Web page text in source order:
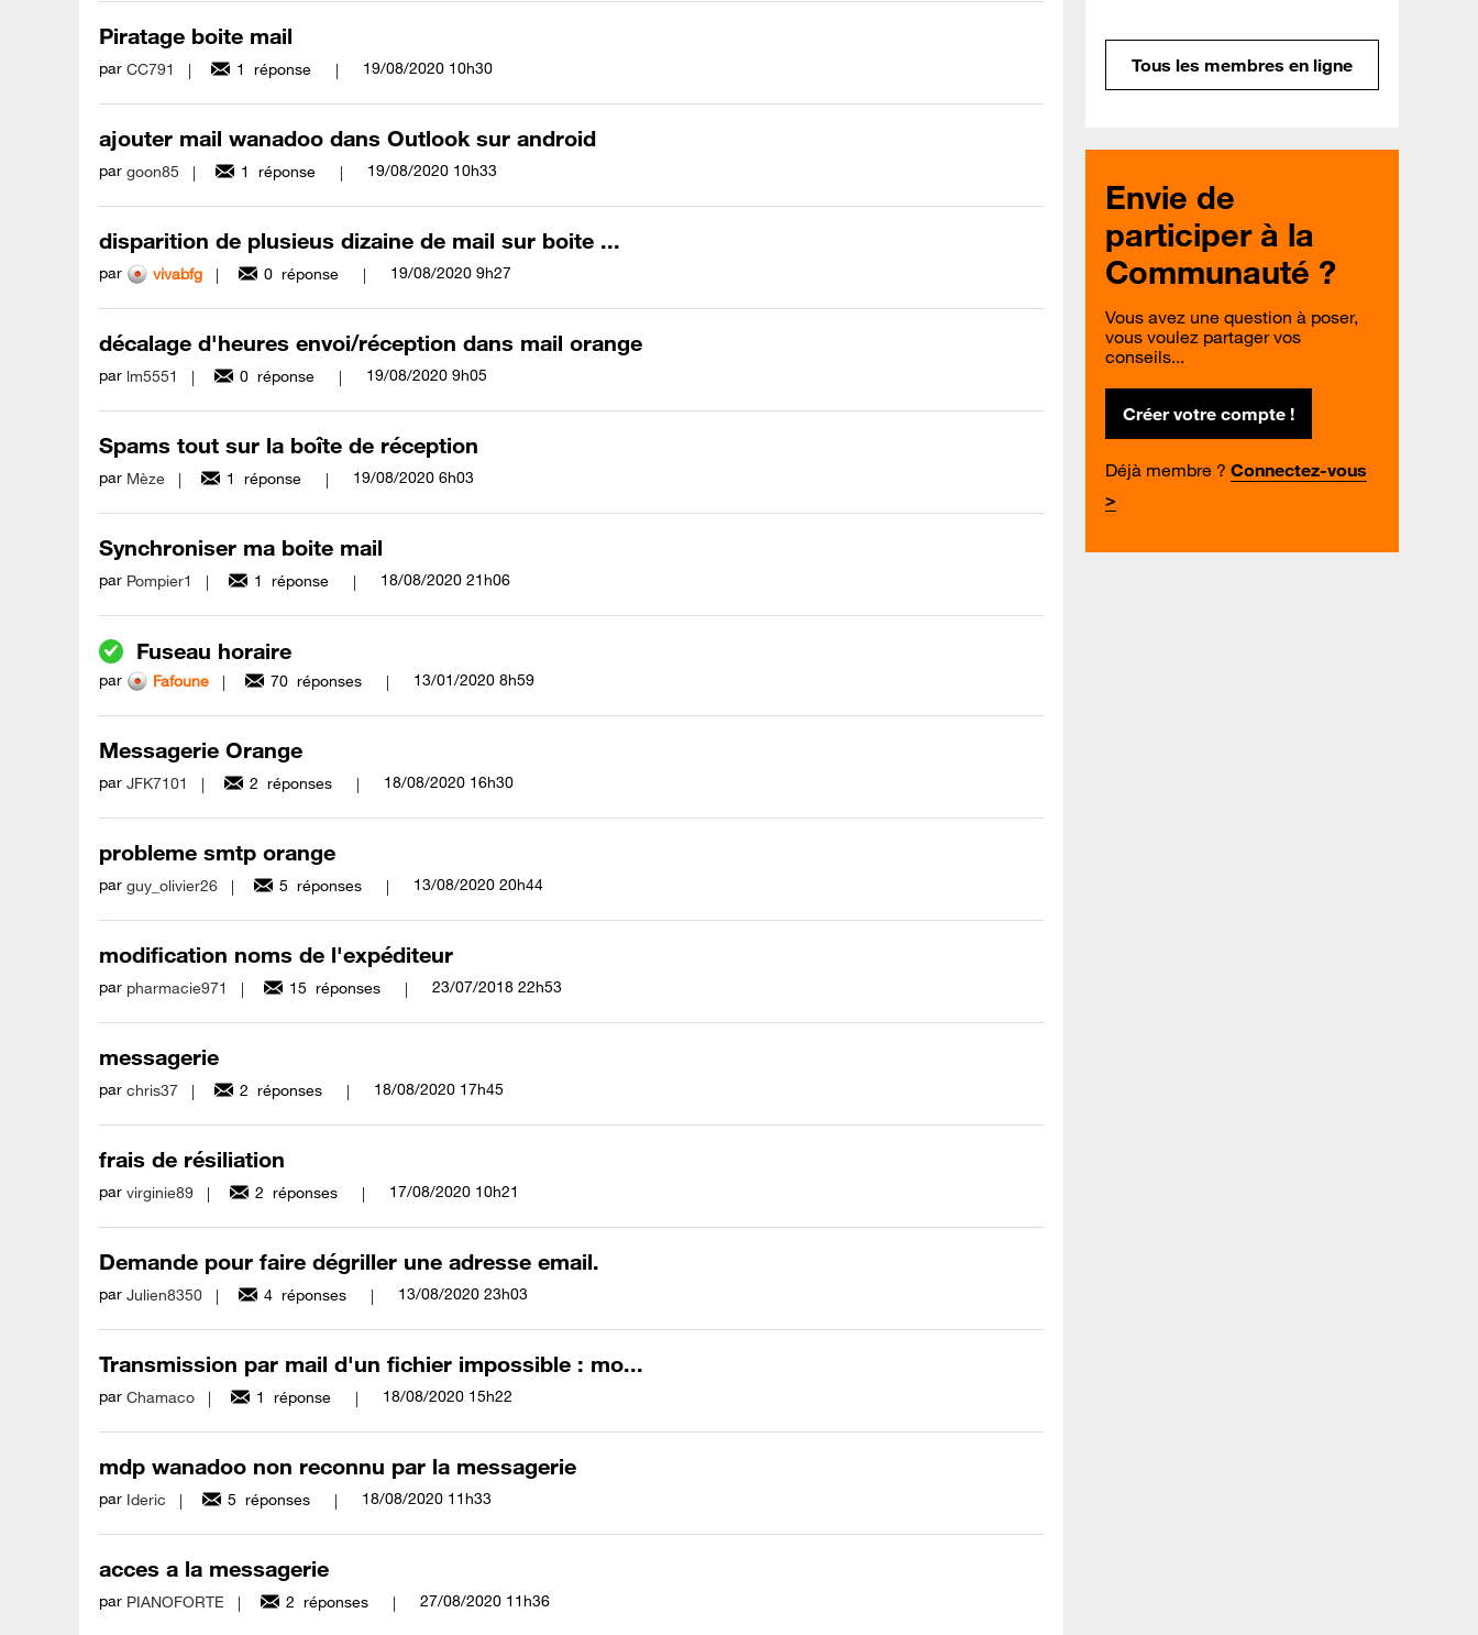
Piratage boite mail
par CC791 1 réponse ‎19/08/2020 10h30
ajouter mail wanadoo dans Outlook sur android
par goon85 1 réponse ‎19/08/2020 10h33
disparition de plusieus dizaine de mail sur boite ...
par vivabfg 0 réponse ‎19/08/2020 9h27
décalage d'heures envoi/réception dans mail orange
par lm5551 0 réponse ‎19/08/2020 9h05
Spams tout sur la boîte de réception
par Mèze 1 réponse ‎19/08/2020 6h03
Synchroniser ma boite mail
par Pompier1 1 réponse ‎18/08/2020 21h06
Fuseau horaire
par Fafoune 70 réponses ‎13/01/2020 8h59
Messagerie Orange
par JFK7101 2 réponses ‎18/08/2020 16h30
probleme smtp orange
par guy_olivier26 5 réponses ‎13/08/2020 20h44
modification noms de l'expéditeur
par pharmacie971 15 réponses ‎23/07/2018 22h53
messagerie
par chris37 2 réponses ‎18/08/2020 17h45
frais de résiliation
par virginie89 2 réponses ‎17/08/2020 10h21
Demande pour faire dégriller une adresse email.
par Julien8350 4 réponses ‎13/08/2020 23h03
Transmission par mail d'un fichier impossible : mo...
par Chamaco 1 réponse ‎18/08/2020 15h22
mdp wanadoo non reconnu par la messagerie
par Ideric 5 réponses ‎18/08/2020 11h33
acces a la messagerie
par PIANOFORTE 2 réponses ‎27/08/2020 11h36
Tous les membres en ligne
Envie de
participer à la
Communauté ?
Vous avez une question à poser,
vous voulez partager vos
conseils...
Créer votre compte !
Déjà membre ? Connectez-vous
>